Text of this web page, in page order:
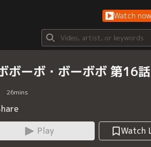
Watch now
ボーボ・ボーボボ 第16話
26mins
Play
Watch